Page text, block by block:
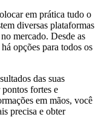
em prática tudo o
diversas plataformas
mercado. Desde as
opções para todos os
das suas
fortes e
em mãos, você
precisa e obter